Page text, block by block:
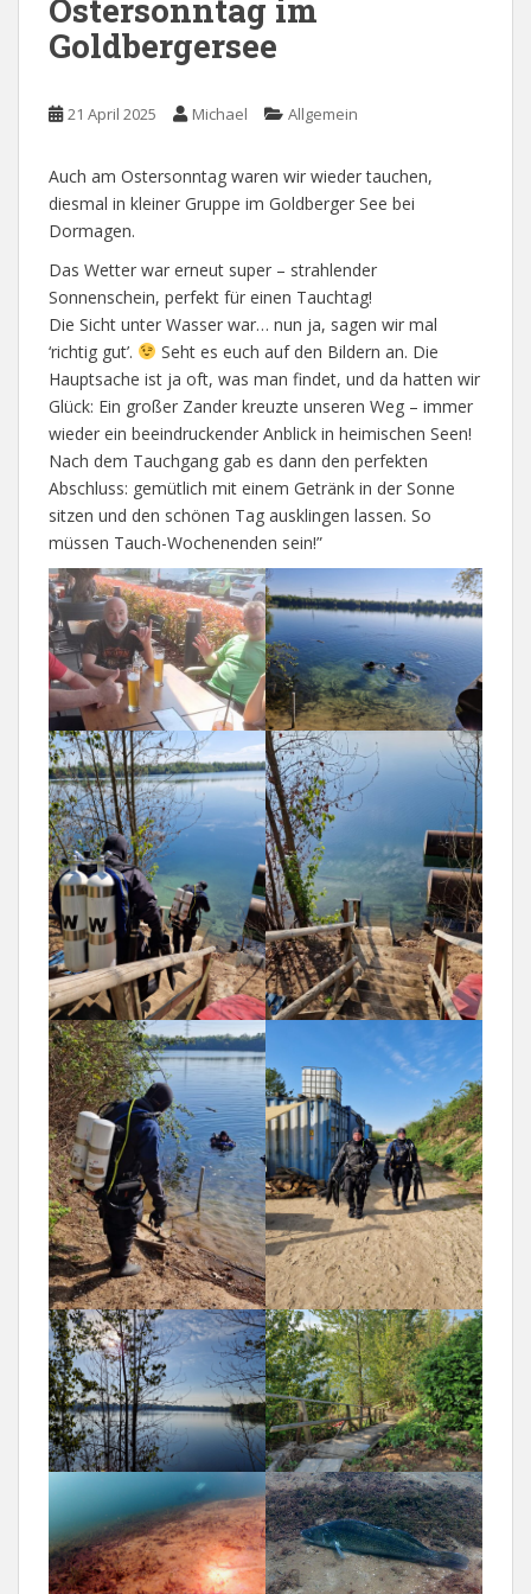
Ostersonntag im
Goldbergersee
21 April 2025 Michael Allgemein
Auch am Ostersonntag waren wir wieder tauchen,
diesmal in kleiner Gruppe im Goldberger See bei
Dormagen.
Das Wetter war erneut super – strahlender
Sonnenschein, perfekt für einen Tauchtag!
Die Sicht unter Wasser war… nun ja, sagen wir mal
‘richtig gut’.
Seht es euch auf den Bildern an. Die
Hauptsache ist ja oft, was man findet, und da hatten wir
Glück: Ein großer Zander kreuzte unseren Weg – immer
wieder ein beeindruckender Anblick in heimischen Seen!
Nach dem Tauchgang gab es dann den perfekten
Abschluss: gemütlich mit einem Getränk in der Sonne
sitzen und den schönen Tag ausklingen lassen. So
müssen Tauch-Wochenenden sein!”